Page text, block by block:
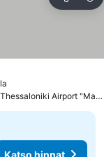
Airport
Katso hinnat